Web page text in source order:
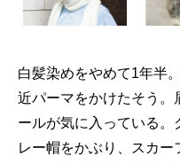
白髪染めをやめて1年半
近パーマをかけたそう。
ールが気に入っている
レー帽をかぶり、スカー